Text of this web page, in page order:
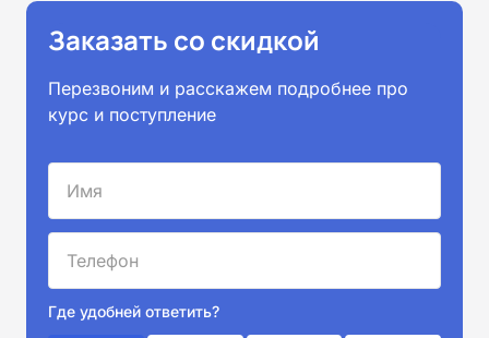
Заказать со скидкой
Перезвоним и расскажем подробнее про
курс и поступление
Где удобней ответить?